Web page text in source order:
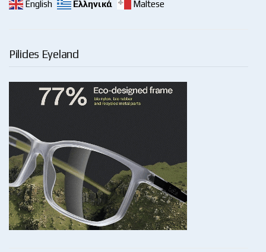
English Ελληνικά Maltese
Pilides Eyeland